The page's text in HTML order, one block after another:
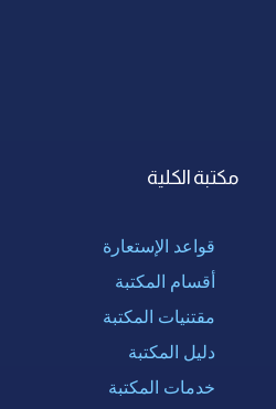
مكتبة الكلية
قواعد الإستعارة
أقسام المكتبة
مقتنيات المكتبة
دليل المكتبة
خدمات المكتبة